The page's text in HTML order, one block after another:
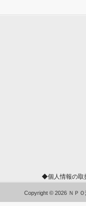
◆個人情報の
Copyright © 2026 ＮＰ